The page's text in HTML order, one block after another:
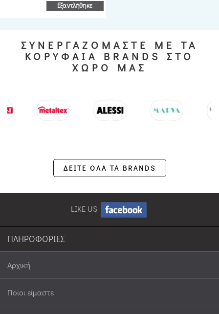
Εξαντλήθηκε
ΣΥΝΕΡΓΑΖΟΜΑΣΤΕ ΜΕ ΤΑ
ΚΟΡΥΦΑΙΑ BRANDS ΣΤΟ
ΧΩΡΟ ΜΑΣ
ΔΕΙΤΕ ΟΛΑ ΤΑ BRANDS
LIKE US
ΠΛΗΡΟΦΟΡΙΕΣ
Αρχική
Ποιοι είμαστε